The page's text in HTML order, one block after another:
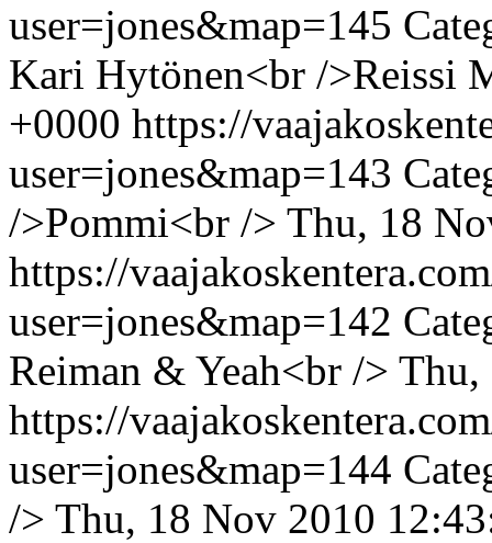
user=jones&map=145
Kari Hytönen<br />Reissi
+0000 https://
user=jones&map=143
/>Pommi<br /> Thu, 18
https://
user=jones&map=142
Reiman & Yeah<br /> Thu,
https://
user=jones&map=144
/> Thu, 18 Nov 2010